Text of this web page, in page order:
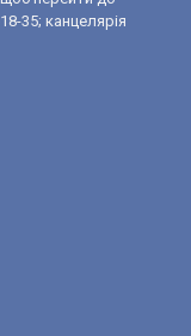
35; канцелярія